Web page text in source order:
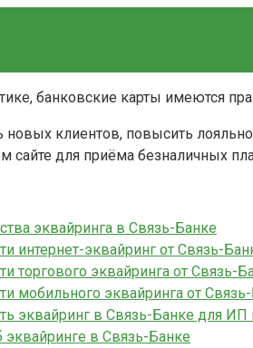
банковские карты имеются
клиентов, повысить
сайте для приёма безналичных
эквайринга в Связь-Банке
интернет-эквайринг от Связь-
торгового эквайринга от Связь-
мобильного эквайринга от
эквайринг в Связь-Банке для ИП
в Связь-Банке